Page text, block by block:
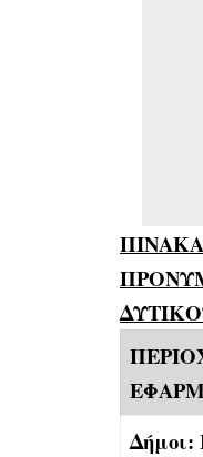
Δήμοι: